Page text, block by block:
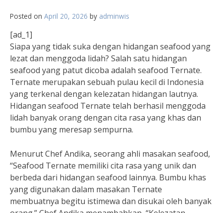
Posted on April 20, 2026 by adminwis
[ad_1]
Siapa yang tidak suka dengan hidangan seafood yang
lezat dan menggoda lidah? Salah satu hidangan
seafood yang patut dicoba adalah seafood Ternate.
Ternate merupakan sebuah pulau kecil di Indonesia
yang terkenal dengan kelezatan hidangan lautnya.
Hidangan seafood Ternate telah berhasil menggoda
lidah banyak orang dengan cita rasa yang khas dan
bumbu yang meresap sempurna.
Menurut Chef Andika, seorang ahli masakan seafood,
“Seafood Ternate memiliki cita rasa yang unik dan
berbeda dari hidangan seafood lainnya. Bumbu khas
yang digunakan dalam masakan Ternate
membuatnya begitu istimewa dan disukai oleh banyak